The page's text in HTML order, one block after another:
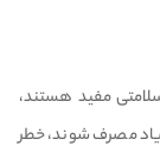
مفید هستند،
مصرف شوند، خطر